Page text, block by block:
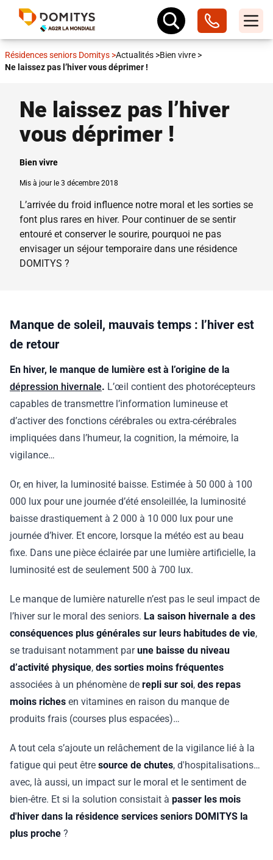
Résidences seniors Domitys >Actualités >Bien vivre >
Ne laissez pas l’hiver vous déprimer !
Ne laissez pas l’hiver
vous déprimer !
Bien vivre
Mis à jour le 3 décembre 2018
L’arrivée du froid influence notre moral et les sorties se
font plus rares en hiver. Pour continuer de se sentir
entouré et conserver le sourire, pourquoi ne pas
envisager un séjour temporaire dans une résidence
DOMITYS ?
Manque de soleil, mauvais temps : l’hiver est
de retour
En hiver, le manque de lumière est à l’origine de la
dépression hivernale. L’œil contient des photorécepteurs
capables de transmettre l’information lumineuse et
d’activer des fonctions cérébrales ou extra-cérébrales
impliquées dans l’humeur, la cognition, la mémoire, la
vigilance…
Or, en hiver, la luminosité baisse. Estimée à 50 000 à 100
000 lux pour une journée d’été ensoleillée, la luminosité
baisse drastiquement à 2 000 à 10 000 lux pour une
journée d’hiver. Et encore, lorsque la météo est au beau
fixe. Dans une pièce éclairée par une lumière artificielle, la
luminosité est de seulement 500 à 700 lux.
Le manque de lumière naturelle n’est pas le seul impact de
l’hiver sur le moral des seniors. La saison hivernale a des
conséquences plus générales sur leurs habitudes de vie,
se traduisant notamment parune baisse du niveau
d’activité physique, des sorties moins fréquentes
associées à un phénomène de repli sur soi, des repas
moins riches en vitamines en raison du manque de
produits frais (courses plus espacées)…
A tout cela s’ajoute un relâchement de la vigilance lié à la
fatigue qui peut être source de chutes, d'hospitalisations…
avec, là aussi, un impact sur le moral et le sentiment de
bien-être. Et si la solution consistait à passer les mois
d'hiver dans la résidence services seniors DOMITYS la
plus proche ?